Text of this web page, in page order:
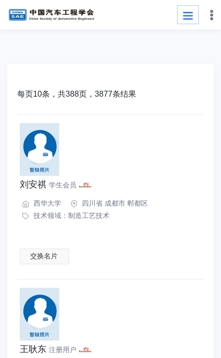
每页10条，共388页，3877条结果
刘安祺 学生会员
西华大学
四川省 成都市 郫都区
技术领域： 制造工艺技术
交换名片
王耿东 注册用户